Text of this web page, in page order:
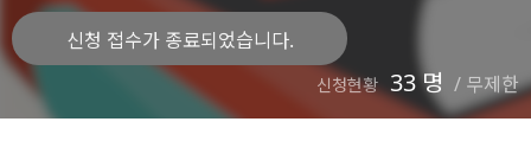
신청 접수가 종료되었습니다.
신청현황 33 명 / 무제한